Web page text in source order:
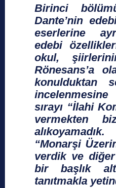
Birinci
Dante’nin
eserlerine
edebi
okul,
Rönesans’a
konulduktan
sırayı “İlahi
vermekten
“Monarşi
verdik ve
bir başlık
tanıtmakla